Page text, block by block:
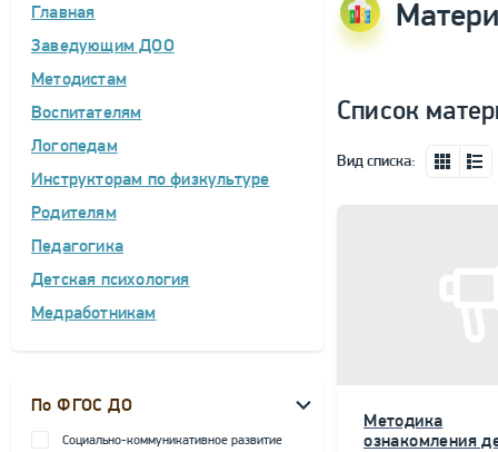
Главная
Заведующим ДОО
Методистам
Воспитателям
Логопедам
Инструкторам по физкультуре
Родителям
Педагогика
Детская психология
Медработникам
По ФГОС ДО
Социально-коммуникативное развитие
Список
Вид списка:
Методика
ознакомления